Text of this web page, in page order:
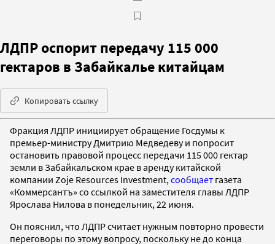
ЛДПР оспорит передачу 115 000
гектаров в Забайкалье китайцам
Копировать ссылку
Фракция ЛДПР инициирует обращение Госдумы к
премьер-министру Дмитрию Медведеву и попросит
остановить правовой процесс передачи 115 000 гектар
земли в Забайкальском крае в аренду китайской
компании Zoje Resources Investment, сообщает газета
«Коммерсантъ» со ссылкой на заместителя главы ЛДПР
Ярослава Нилова в понедельник, 22 июня.
Он пояснил, что ЛДПР считает нужным повторно провести
переговоры по этому вопросу, поскольку не до конца